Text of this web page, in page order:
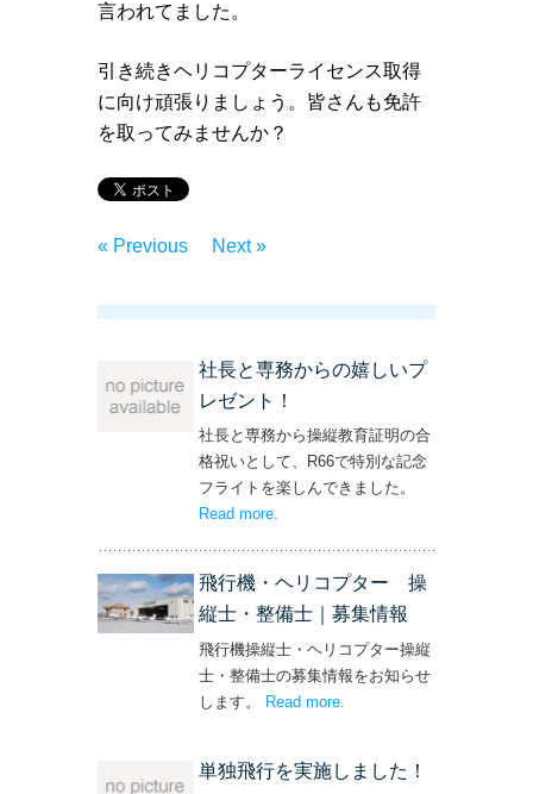
言われてました。
引き続きヘリコプターライセンス取得
に向け頑張りましょう。皆さんも免許
を取ってみませんか？
« Previous Next »
社長と専務からの嬉しいプ
レゼント！
社長と専務から操縦教育証明の合
格祝いとして、R66で特別な記念
フライトを楽しんできました。
Read more– ‘社長と専務からの嬉しいプレゼン
.
飛行機・ヘリコプター 操
縦士・整備士｜募集情報
飛行機操縦士・ヘリコプター操縦
士・整備士の募集情報をお知らせ
します。
Read more
単独飛行を実施しました！